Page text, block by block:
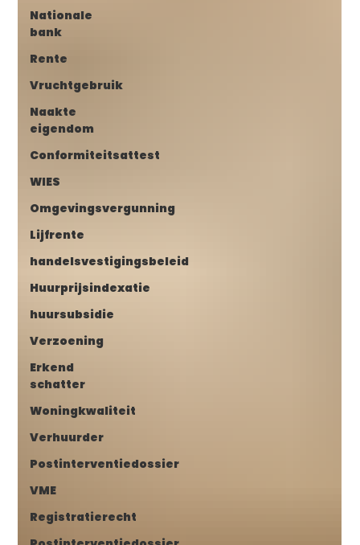
Nationale
bank
Rente
Vruchtgebruik
Naakte
eigendom
Conformiteitsattest
WIES
Omgevingsvergunning
Lijfrente
handelsvestigingsbeleid
Huurprijsindexatie
huursubsidie
Verzoening
Erkend
schatter
Woningkwaliteit
Verhuurder
Postinterventiedossier
VME
Registratierecht